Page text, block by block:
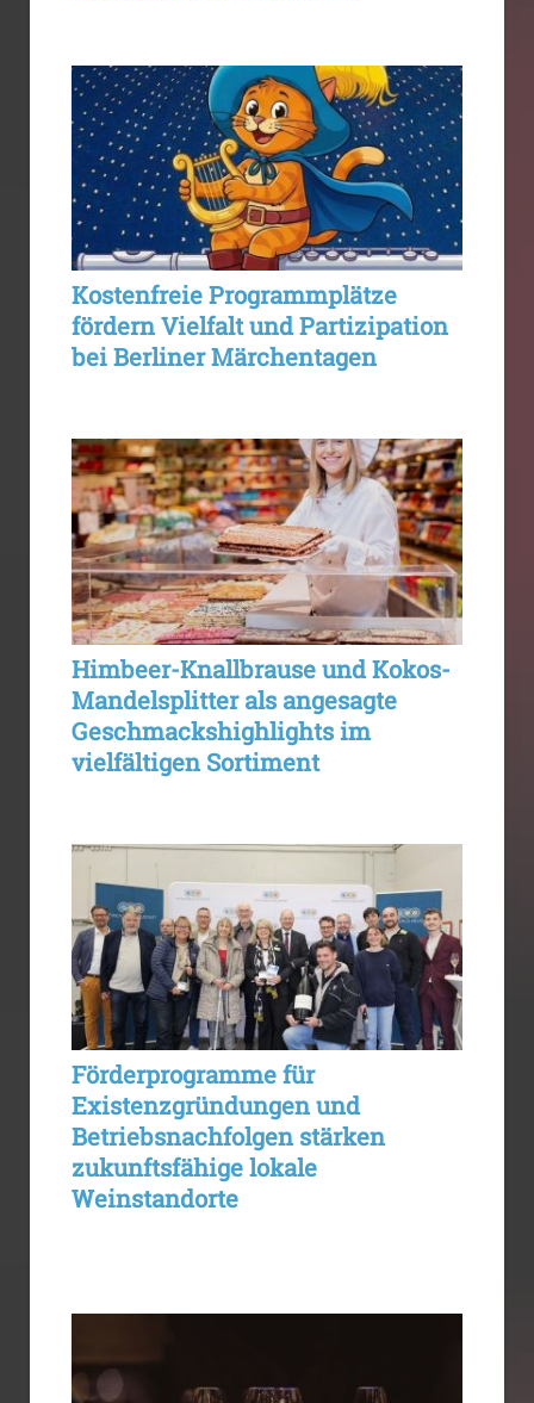
Kostenfreie Programmplätze
fördern Vielfalt und Partizipation
bei Berliner Märchentagen
Himbeer-Knallbrause und Kokos-
Mandelsplitter als angesagte
Geschmackshighlights im
vielfältigen Sortiment
Förderprogramme für
Existenzgründungen und
Betriebsnachfolgen stärken
zukunftsfähige lokale
Weinstandorte